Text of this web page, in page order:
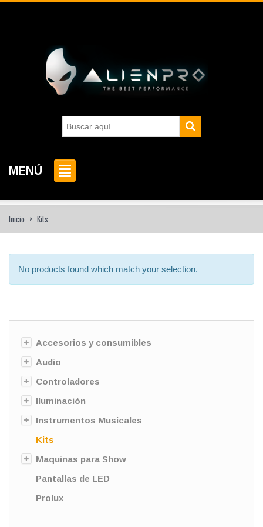
MENÚ
Inicio > Kits
No products found which match your selection.
Accesorios y consumibles
Audio
Controladores
Iluminación
Instrumentos Musicales
Kits
Maquinas para Show
Pantallas de LED
Prolux